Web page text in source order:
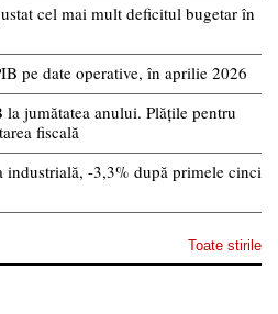
cel mai mult deficitul bugetar în
pe date operative, în aprilie 2026
jumătatea anului. Plățile pentru
fiscală
industrială, -3,3% după primele cinci
Toate stirile